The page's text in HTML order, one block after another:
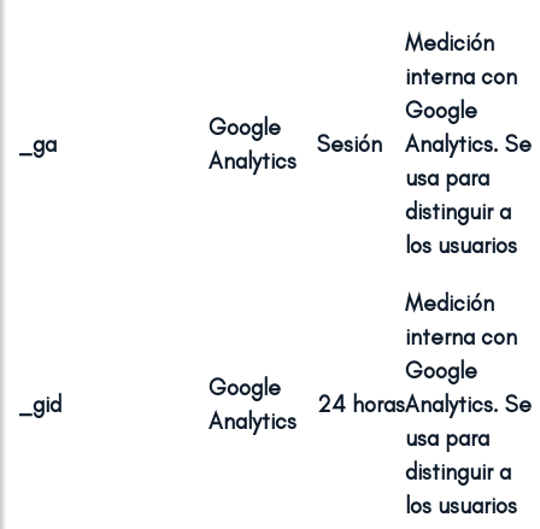
_ga
Google
Analytics
Sesión
Medición
interna con
Google
Analytics. Se
usa para
distinguir a
los usuarios
_gid
Google
Analytics
24 horas
Medición
interna con
Google
Analytics. Se
usa para
distinguir a
los usuarios